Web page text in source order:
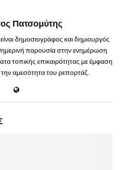
Πατσομύτης
δημοσιογράφος και δημιουργός
παρουσία στην ενημέρωση
τοπικής επικαιρότητας με έμφαση
την αμεσότητα του ρεπορτάζ.